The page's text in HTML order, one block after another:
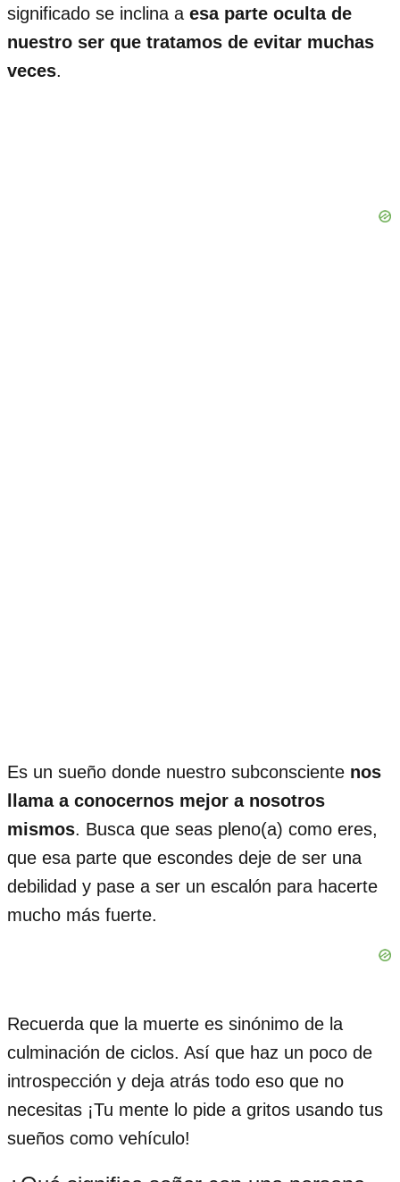
significado se inclina a esa parte oculta de
nuestro ser que tratamos de evitar muchas
veces.
Es un sueño donde nuestro subconsciente nos
llama a conocernos mejor a nosotros
mismos. Busca que seas pleno(a) como eres,
que esa parte que escondes deje de ser una
debilidad y pase a ser un escalón para hacerte
mucho más fuerte.
Recuerda que la muerte es sinónimo de la
culminación de ciclos. Así que haz un poco de
introspección y deja atrás todo eso que no
necesitas ¡Tu mente lo pide a gritos usando tus
sueños como vehículo!